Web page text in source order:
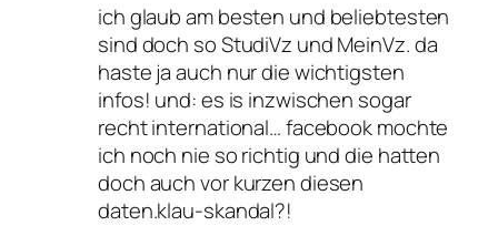
ich glaub am besten und beliebtesten
sind doch so StudiVz und MeinVz. da
haste ja auch nur die wichtigsten
infos! und: es is inzwischen sogar
recht international… facebook mochte
ich noch nie so richtig und die hatten
doch auch vor kurzen diesen
daten.klau-skandal?!